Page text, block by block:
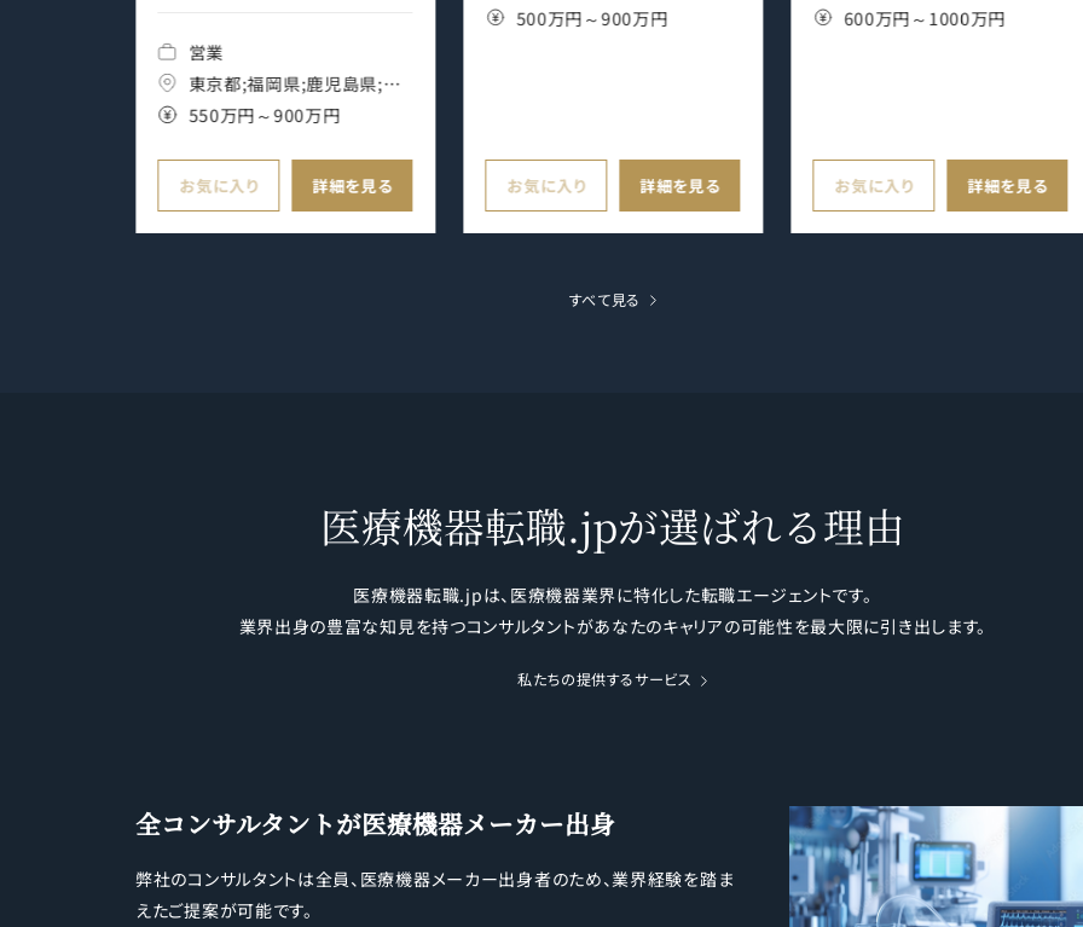
営業
東京都;福岡県;鹿児島県;宮
崎県;大分県;熊本県;長崎県;
府
550万円～900万円
お気に入り 詳細を見る
500万円～900万円
お気に入り 詳細を見る
県;山形県;岐阜県;岡山県;岩
600万円～1000万円
お気に入り 詳細を見る
すべて見る
医療機器転職.jpが選ばれる理由
医療機器転職.jpは、医療機器業界に特化した転職エージェントです。
業界出身の豊富な知見を持つコンサルタントがあなたのキャリアの可能性を最大限に引き出します。
私たちの提供するサービス
全コンサルタントが医療機器メーカー出身
弊社のコンサルタントは全員、医療機器メーカー出身者のため、業界経験を踏ま
えたご提案が可能です。